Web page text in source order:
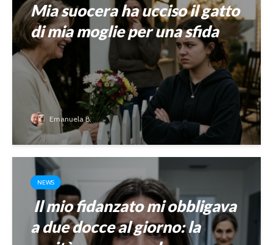
Mia suocera ha ucciso il gatto
di mia moglie per una sfida
Emanuela B.
NEWS
Il mio fidanzato mi obbligava
a due docce al giorno: la